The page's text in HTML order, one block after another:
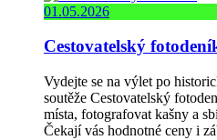
01.05.2026
Cestovatelský
Vydejte se na výlet po
soutěže Cestovatelský
místa, fotografovat kašny a
Čekají vás hodnotné ceny i